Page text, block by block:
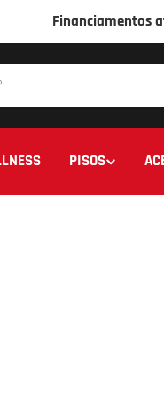
Financiamentos
PISOS